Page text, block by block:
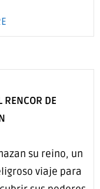
RENCOR DE
su reino, un
viaje para